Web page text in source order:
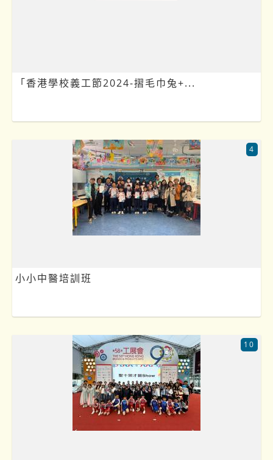
「香港學校義工節2024-摺毛巾兔+...
小小中醫培訓班
4
10